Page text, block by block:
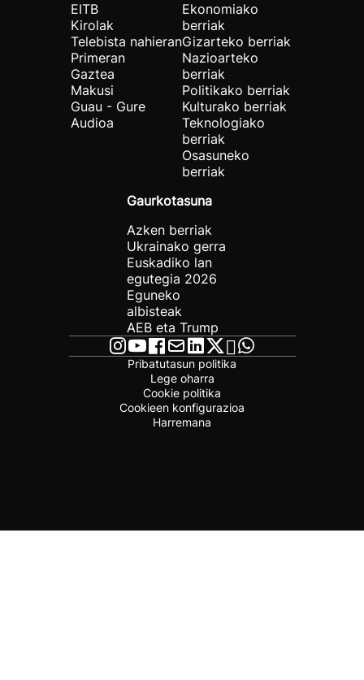
EITB
Kirolak
Telebista nahieran
Primeran
Gaztea
Makusi
Guau - Gure
Audioa
Ekonomiako
berriak
Gizarteko berriak
Nazioarteko
berriak
Politikako berriak
Kulturako berriak
Teknologiako
berriak
Osasuneko
berriak
Gaurkotasuna
Azken berriak
Ukrainako gerra
Euskadiko lan
egutegia 2026
Eguneko
albisteak
AEB eta Trump
Pribatutasun politika
Lege oharra
Cookie politika
Cookieen konfigurazioa
Harremana